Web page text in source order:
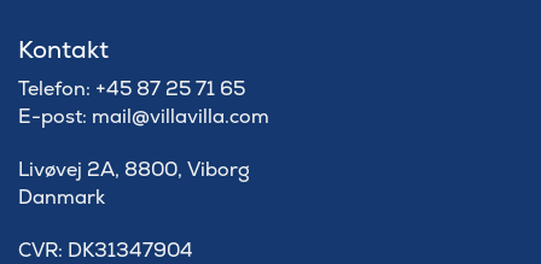
Kontakt
Telefon: +45 87 25 71 65
E-post: mail@villavilla.com
Livøvej 2A, 8800, Viborg
Danmark
​CVR: DK31347904